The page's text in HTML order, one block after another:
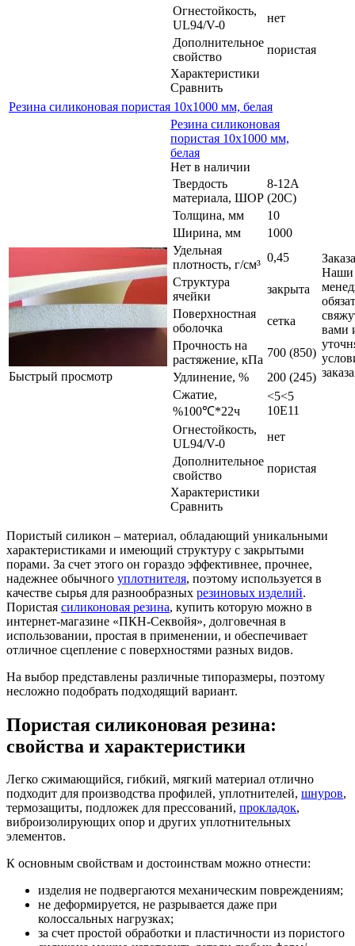
Огнестойкость,
UL94/V-0
нет
Дополнительное
свойство
пористая
Характеристики
Сравнить
Резина силиконовая пористая 10х1000 мм, белая
Быстрый просмотр
Резина силиконовая
пористая 10х1000 мм,
белая
Нет в наличии
Твердость
материала, ШОР
8-12A
(20C)
Толщина, мм
10
Ширина, мм
1000
Удельная
плотность, г/см³
0,45
Структура
ячейки
закрыта
Поверхностная
оболочка
сетка
Прочность на
растяжение, кПа
700 (850)
Удлинение, %
200 (245)
Сжатие,
%100℃*22ч
<5<5
10E11
Огнестойкость,
UL94/V-0
нет
Дополнительное
свойство
пористая
Характеристики
Сравнить
Наши
вами
заказа
Пористый силикон – материал, обладающий уникальными
характеристиками и имеющий структуру с закрытыми
порами. За счет этого он гораздо эффективнее, прочнее,
надежнее обычного уплотнителя, поэтому используется в
качестве сырья для разнообразных резиновых изделий.
Пористая силиконовая резина, купить которую можно в
интернет-магазине «ПКН-Секвойя», долговечная в
использовании, простая в применении, и обеспечивает
отличное сцепление с поверхностями разных видов.
На выбор представлены различные типоразмеры, поэтому
несложно подобрать подходящий вариант.
Пористая силиконовая резина:
свойства и характеристики
Легко сжимающийся, гибкий, мягкий материал отлично
подходит для производства профилей, уплотнителей, шнуров,
термозащиты, подложек для прессований, прокладок,
виброизолирующих опор и других уплотнительных
элементов.
К основным свойствам и достоинствам можно отнести:
изделия не подвергаются механическим повреждениям;
не деформируется, не разрывается даже при
колоссальных нагрузках;
за счет простой обработки и пластичности из пористого